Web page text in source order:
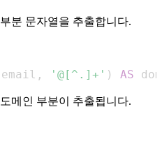
분 문자열을 추출합니다.
email , '@[^.]+' ) AS
메인 부분이 추출됩니다.